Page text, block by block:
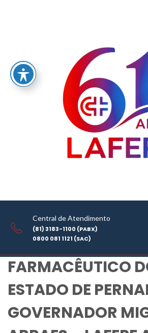
Central de Atendimento
(81) 3183-1100 (PABX)
0800 081 1121 (SAC)
LABORATÓRIO FARMACÊUTICO DO
GOVERNADOR MIGUEL ARRAES - LAFEPE AVISO
COMPARTILHE
LABORATÓRIO
FARMACÊUTICO
ESTADO DE
GOVERNADOR